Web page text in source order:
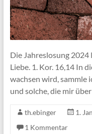
Die Jahreslosung 2024
Liebe. 1. Kor. 16,14 In
wachsen wird, sammle
und solche, die mir
th.ebinger 1.
1 Kommentar